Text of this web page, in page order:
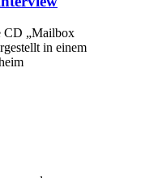
CD „Mailbox
in einem